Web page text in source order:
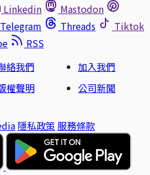
Linkedin
Mastodon
Telegram Threads
Tiktok
RSS
絡我們
加入我們
權聲明
公司新聞
隱私政策 服務條款